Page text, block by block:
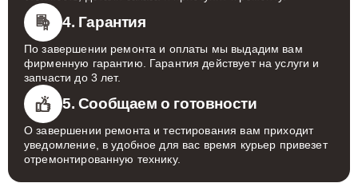
4. Гарантия
По завершении ремонта и оплаты мы выдадим вам
фирменную гарантию. Гарантия действует на услуги и
запчасти до 3 лет.
5. Сообщаем о готовности
О завершении ремонта и тестирования вам приходит
уведомление, в удобное для вас время курьер привезет
отремонтированную технику.